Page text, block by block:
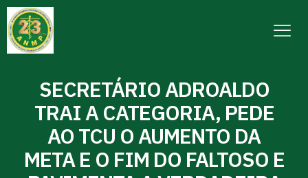
SECRETÁRIO ADROALDO
TRAI A CATEGORIA, PEDE
AO TCU O AUMENTO DA
META E O FIM DO FALTOSO E